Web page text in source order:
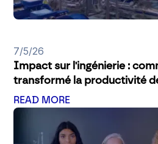
7/5/26
Impact sur l'ingénierie :
transformé la productivité
READ MORE